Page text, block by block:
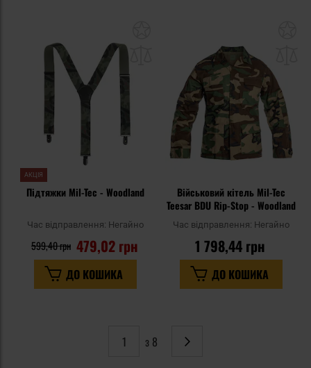
уподобань
АКЦІЯ
Підтяжки Mil-Tec - Woodland
Час відправлення: Негайно
479,02 грн
599,40 грн
ДО КОШИКА
Військовий кітель Mil-Tec
Teesar BDU Rip-Stop - Woodland
Час відправлення: Негайно
1 798,44 грн
ДО КОШИКА
з 8
Сторінка
Наступне